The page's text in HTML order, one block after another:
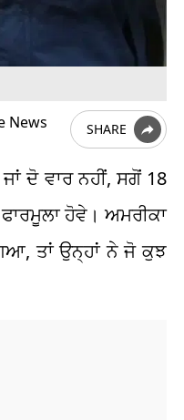
SHARE
ਦੋ ਵਾਰ ਨਹੀਂ, ਸਗੋਂ 18
ਹੋਵੇ। ਅਮਰੀਕਾ
ਤਾਂ ਉਨ੍ਹਾਂ ਨੇ ਜੋ ਕੁਝ